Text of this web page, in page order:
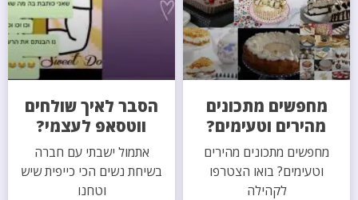
מחפשים מתכונים
מהירים וטעימים?
מחפשים מתכונים מהירים
וטעימים? בואו הצטרפו
לקהילה
הסבר לאיך שולחים
ווטסאפ לעצמי?
אתמול ישבתי עם חברה
בשיחת נשים הכי כייפית שיש
וטחנו